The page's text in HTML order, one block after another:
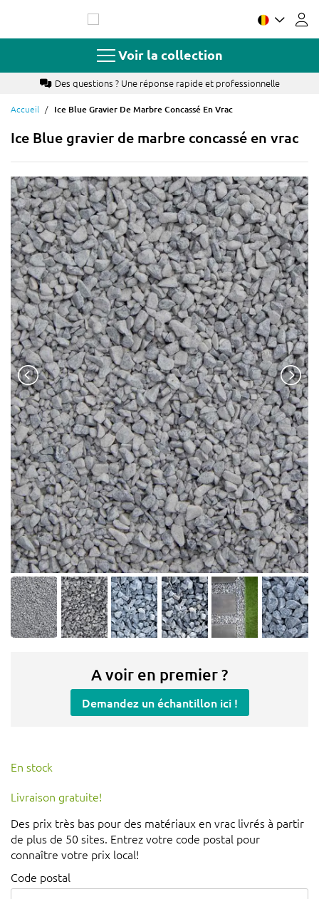
contenu
Voir la collection
Paiement par Bancontact, carte de
Accueil Ice Blue Gravier De Marbre Concassé En Vrac
Ice Blue gravier de marbre concassé en vrac
A voir en premier ?
Demandez un échantillon ici !
En stock
Livraison gratuite!
Des prix très bas pour des matériaux en vrac livrés à partir
de plus de 50 sites. Entrez votre code postal pour
connaître votre prix local!
Code postal